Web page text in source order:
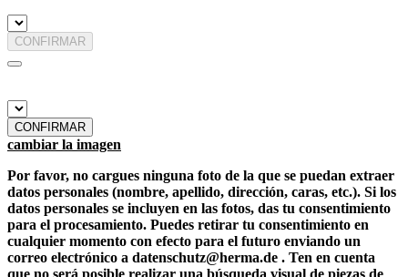
CONFIRMAR
CONFIRMAR
cambiar la imagen
Por favor, no cargues ninguna foto de la que se puedan extraer
datos personales (nombre, apellido, dirección, caras, etc.). Si los
datos personales se incluyen en las fotos, das tu consentimiento
para el procesamiento. Puedes retirar tu consentimiento en
cualquier momento con efecto para el futuro enviando un
correo electrónico a datenschutz@herma.de . Ten en cuenta
que no será posible realizar una búsqueda visual de piezas de